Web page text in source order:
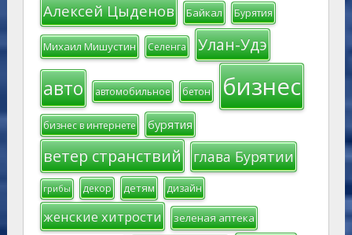
Алексей Цыденов Байкал Бурятия
Михаил Мишустин Селенга Улан-Удэ
авто автомобильное бетон бизнес
бизнес в интернете бурятия
ветер странствий глава Бурятии
грибы декор детям дизайн
женские хитрости зеленая аптека